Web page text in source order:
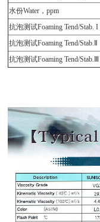
水份Water，ppm
抗泡测试Foaming Tend/Stab. I
抗泡测试Foaming Tend/Stab.Ⅱ
抗泡测试Foaming Tend/Stab.Ⅲ